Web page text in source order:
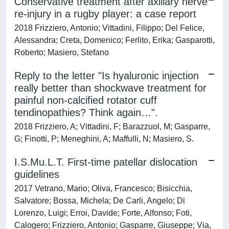
re-injury in a rugby player: a case report
2018 Frizziero, Antonio; Vittadini, Filippo; Del Felice,
Alessandra; Creta, Domenico; Ferlito, Erika; Gasparotti,
Roberto; Masiero, Stefano
Reply to the letter "Is hyaluronic injection
really better than shockwave treatment for
painful non-calcified rotator cuff
tendinopathies? Think again…".
2018 Frizziero, A; Vittadini, F; Barazzuol, M; Gasparre,
G; Finotti, P; Meneghini, A; Maffulli, N; Masiero, S.
I.S.Mu.L.T. First-time patellar dislocation
guidelines
2017 Vetrano, Mario; Oliva, Francesco; Bisicchia,
Salvatore; Bossa, Michela; De Carli, Angelo; Di
Lorenzo, Luigi; Erroi, Davide; Forte, Alfonso; Foti,
Calogero; Frizziero, Antonio; Gasparre, Giuseppe; Via,